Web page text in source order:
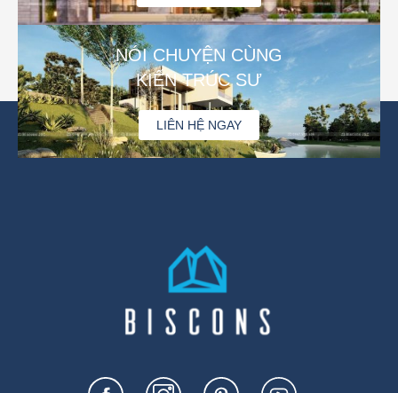
NÓI CHUYỆN CÙNG
KIẾN TRÚC SƯ
LIÊN HỆ NGAY